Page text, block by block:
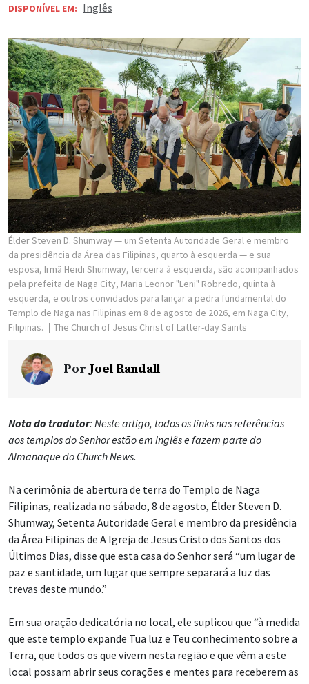
DISPONÍVEL EM: Inglês
Élder Steven D. Shumway — um Setenta Autoridade Geral e membro
da presidência da Área das Filipinas, quarto à esquerda — e sua
esposa, Irmã Heidi Shumway, terceira à esquerda, são acompanhados
pela prefeita de Naga City, Maria Leonor "Leni" Robredo, quinta à
esquerda, e outros convidados para lançar a pedra fundamental do
Templo de Naga nas Filipinas em 8 de agosto de 2026, em Naga City,
Filipinas.
The Church of Jesus Christ of Latter-day Saints
Por Joel Randall
Nota do tradutor: Neste artigo, todos os links nas referências
aos templos do Senhor estão em inglês e fazem parte do
Almanaque do Church News.
Na cerimônia de abertura de terra do Templo de Naga
Filipinas, realizada no sábado, 8 de agosto, Élder Steven D.
Shumway, Setenta Autoridade Geral e membro da presidência
da Área Filipinas de A Igreja de Jesus Cristo dos Santos dos
Últimos Dias, disse que esta casa do Senhor será “um lugar de
paz e santidade, um lugar que sempre separará a luz das
trevas deste mundo.”
Em sua oração dedicatória no local, ele suplicou que “à medida
que este templo expande Tua luz e Teu conhecimento sobre a
Terra, que todos os que vivem nesta região e que vêm a este
local possam abrir seus corações e mentes para receberem as